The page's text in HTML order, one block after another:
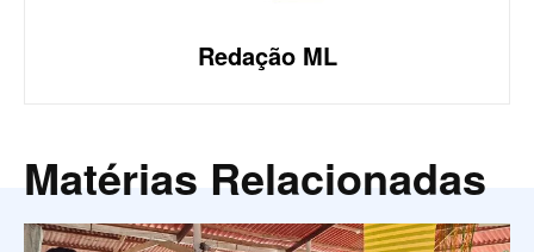
Redação ML
Matérias Relacionadas